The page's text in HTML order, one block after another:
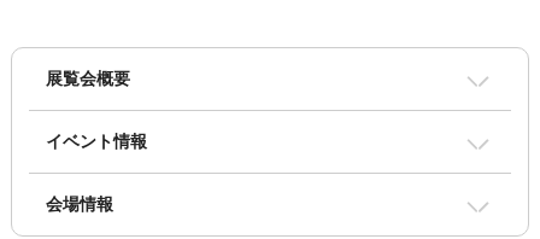
展覧会概要
イベント情報
会場情報